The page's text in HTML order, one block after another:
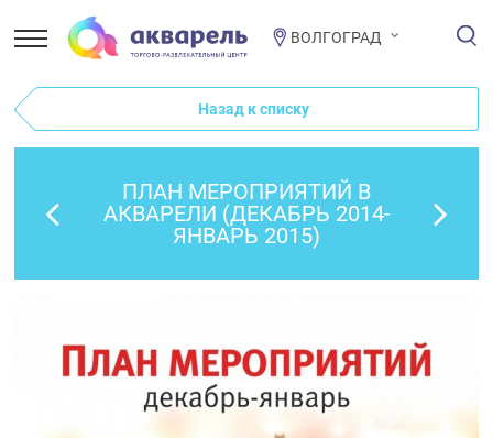
ВОЛГОГРАД
Назад к списку
ПЛАН МЕРОПРИЯТИЙ В
АКВАРЕЛИ (ДЕКАБРЬ 2014-
ЯНВАРЬ 2015)